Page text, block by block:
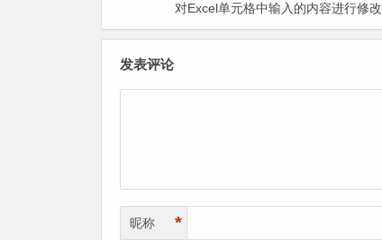
对Excel单元格中输入的内容进行修改
发表评论
昵称 *